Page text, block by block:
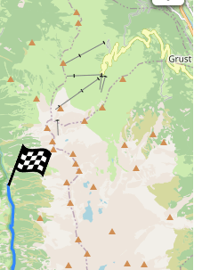
Open Topo Map
Open Street Map
ESRI Word Imagery
Photographies aériennes